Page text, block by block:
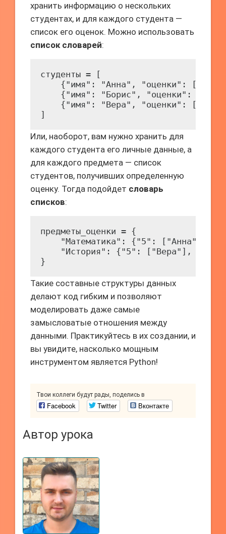
хранить информацию о нескольких
студентах, и для каждого студента —
список его оценок. Можно использовать
список словарей:
студенты = [
{"имя": "Анна", "оценки": [5, 4,
{"имя": "Борис", "оценки": [3,
{"имя": "Вера", "оценки": [5, 5,
]
Или, наоборот, вам нужно хранить для
каждого студента его личные данные, а
для каждого предмета — список
студентов, получивших определенную
оценку. Тогда подойдет словарь
списков:
предметы_оценки = {
"Математика": {"5": ["Анна",
"История": {"5": ["Вера"], "4":
}
Такие составные структуры данных
делают код гибким и позволяют
моделировать даже самые
замысловатые отношения между
данными. Практикуйтесь в их создании, и
вы увидите, насколько мощным
инструментом является Python!
Твои коллеги будут рады, поделись в
Facebook Twitter Вконтакте
Автор урока